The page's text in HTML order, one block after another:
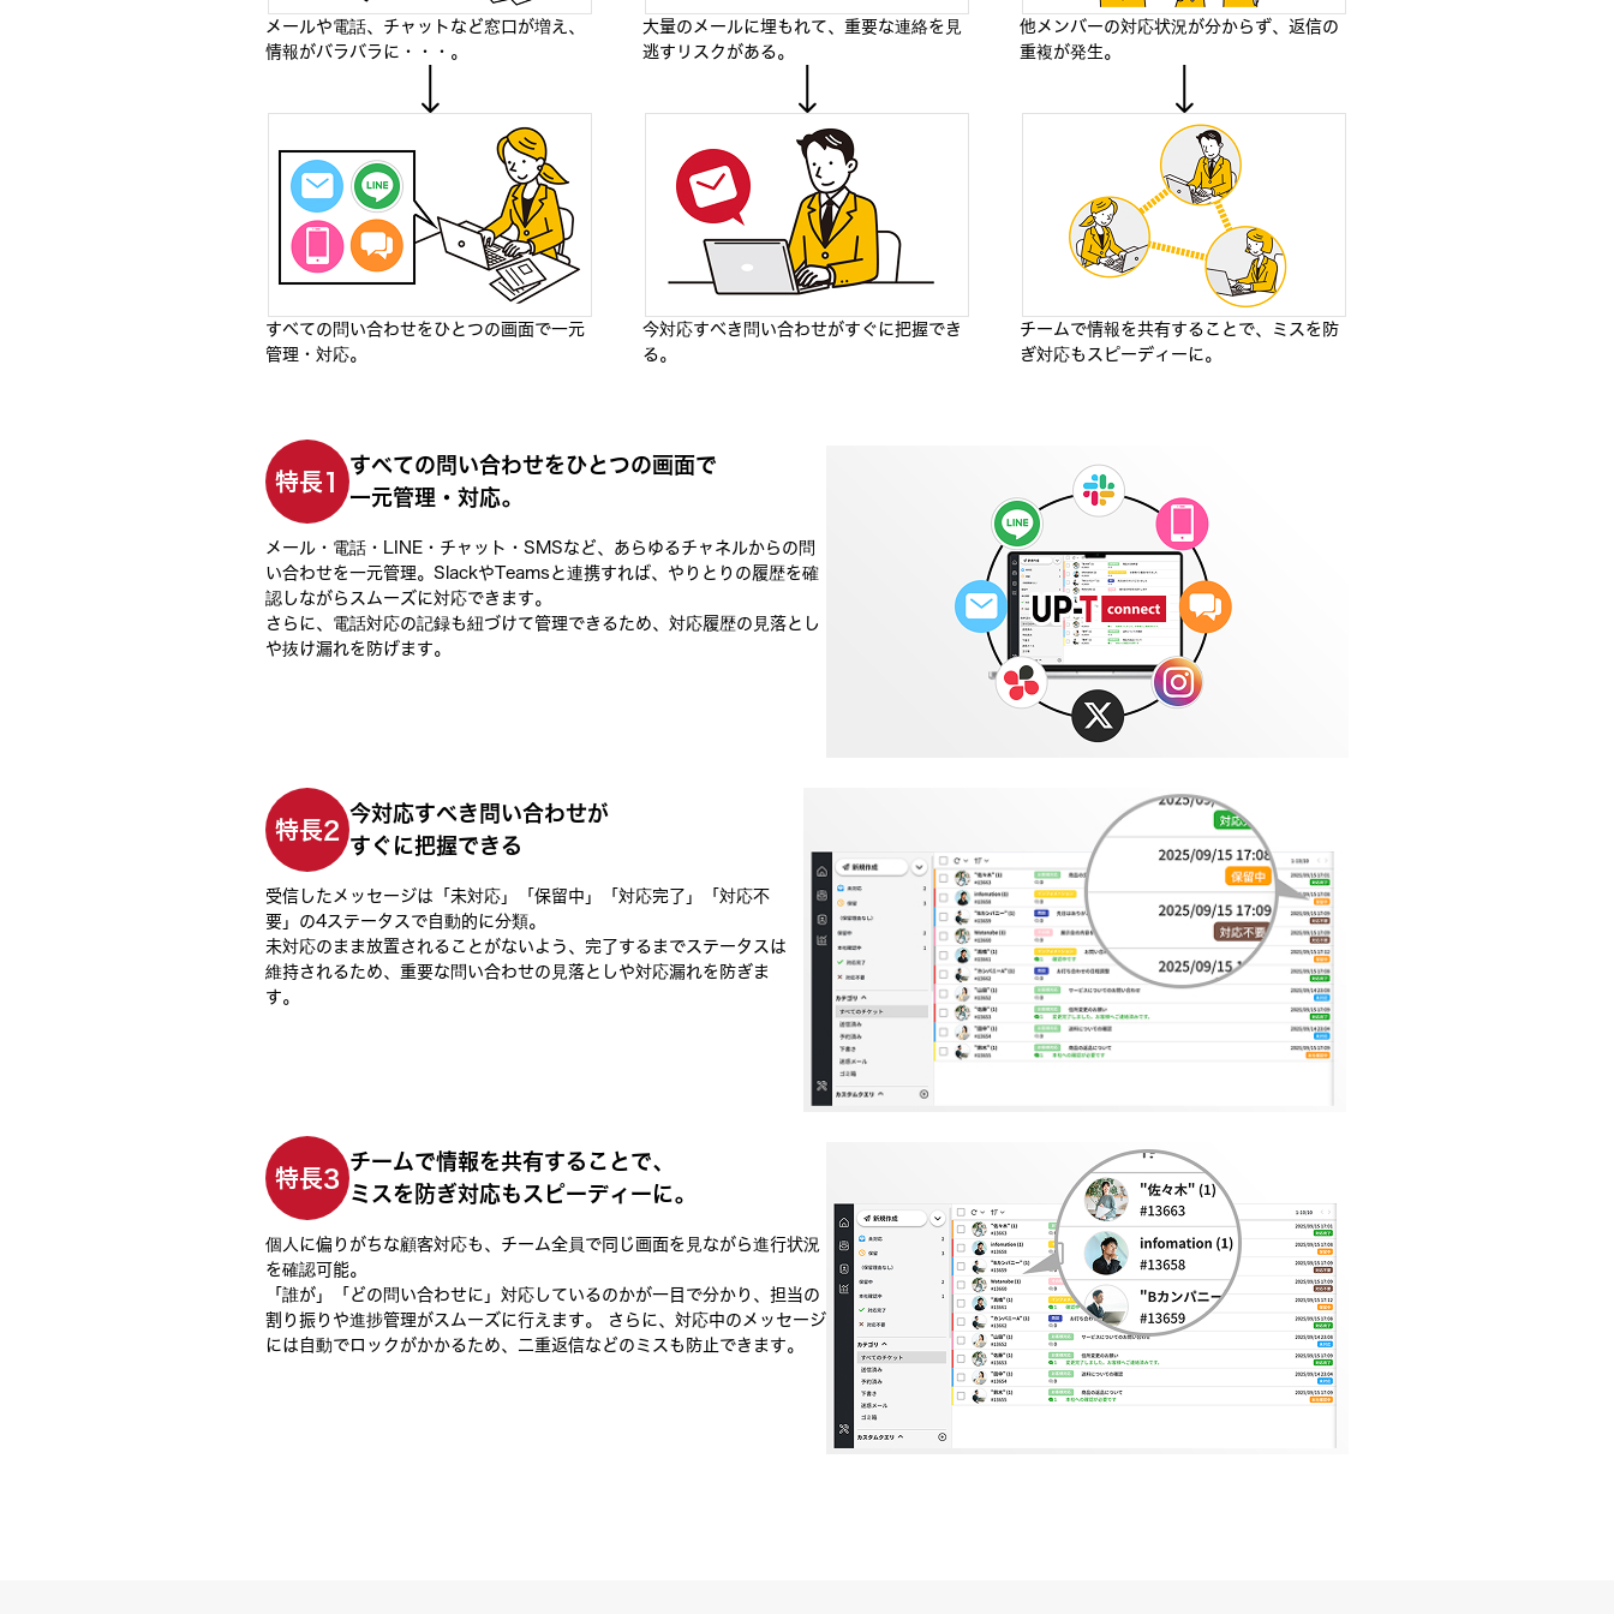
メールや電話、チャットなど窓口が増え、
情報がバラバラに・・・。
すべての問い合わせをひとつの画面で一元
管理・対応。
大量のメールに埋もれて、重要な連絡を見
逃すリスクがある。
今対応すべき問い合わせがすぐに把握でき
る。
他メンバーの対応状況が分からず、返信の
重複が発生。
チームで情報を共有することで、ミスを防
ぎ対応もスピーディーに。
特長1
すべての問い合わせをひとつの画面で
一元管理・対応。
メール・電話・LINE・チャット・SMSなど、あらゆるチャネルからの問
い合わせを一元管理。SlackやTeamsと連携すれば、やりとりの履歴を確
認しながらスムーズに対応できます。
さらに、電話対応の記録も紐づけて管理できるため、対応履歴の見落とし
や抜け漏れを防げます。
特長2
今対応すべき問い合わせが
すぐに把握できる
受信したメッセージは「未対応」「保留中」「対応完了」「対応不
要」の4ステータスで自動的に分類。
未対応のまま放置されることがないよう、完了するまでステータスは
維持されるため、重要な問い合わせの見落としや対応漏れを防ぎま
す。
特長3
チームで情報を共有することで、
ミスを防ぎ対応もスピーディーに。
個人に偏りがちな顧客対応も、チーム全員で同じ画面を見ながら進行状況
を確認可能。
「誰が」「どの問い合わせに」対応しているのかが一目で分かり、担当の
割り振りや進捗管理がスムーズに行えます。 さらに、対応中のメッセージ
には自動でロックがかかるため、二重返信などのミスも防止できます。